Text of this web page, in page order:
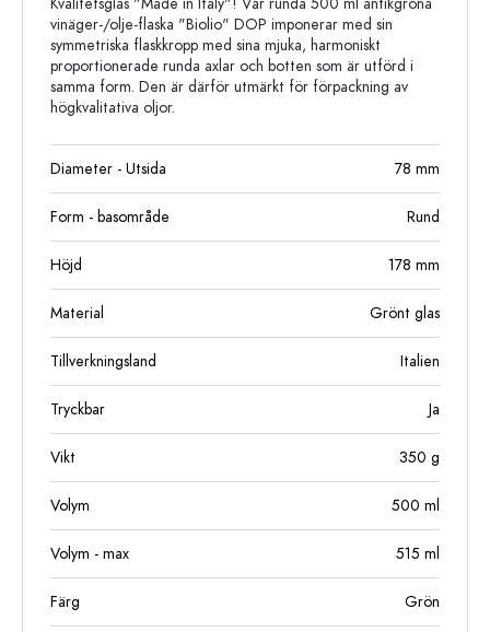
vinäger-/olje-flaska "Biolio" DOP imponerar med sin
symmetriska flaskkropp med sina mjuka, harmoniskt
proportionerade runda axlar och botten som är utförd i
samma form. Den är därför utmärkt för förpackning av
högkvalitativa oljor.
Diameter - Utsida 78 mm
Form - basområde Rund
Höjd 178 mm
Material Grönt glas
Tillverkningsland Italien
Tryckbar Ja
Vikt 350 g
Volym 500 ml
Volym - max 515 ml
Färg Grön